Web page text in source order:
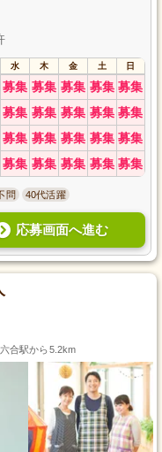
水 木 金 土 日
募集 募集 募集 募集 募集
募集 募集 募集 募集 募集
募集 募集 募集 募集 募集
募集 募集 募集 募集 募集
問 40代活躍
応募画面へ進む
合駅から5.2km